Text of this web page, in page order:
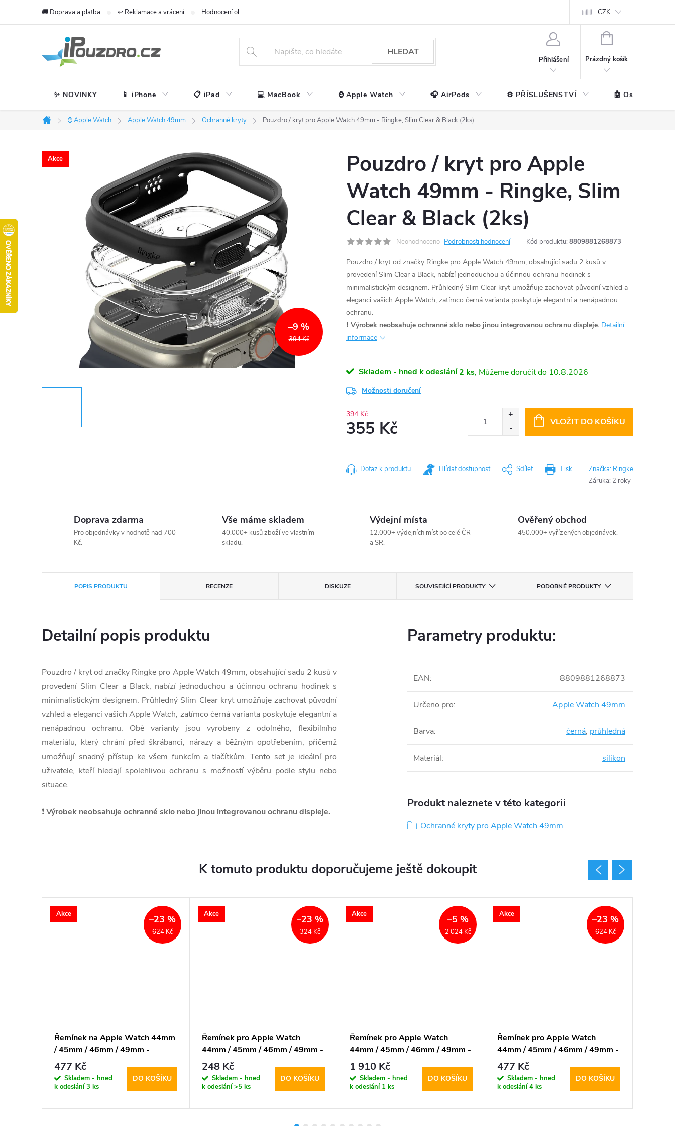
🚚 Doprava a platba ↩️ Reklamace a vrácení Hodnocení obchodu CZK
HLEDAT
Přihlášení
NÁKUPNÍ
Prázdný košík
✨ NOVINKY 📱 iPhone 📋 iPad 💻 MacBook ⌚ Apple Watch 🎧 AirPods ⚙️ PŘÍSLUŠENSTVÍ 🤖 Ostatní
Domů
⌚ Apple Watch Apple Watch 49mm Ochranné kryty Pouzdro / kryt pro Apple Watch 49mm - Ringke, Slim Clear & Black (2ks)
Akce
394 Kč
–9 %
Pouzdro / kryt pro Apple
Watch 49mm - Ringke, Slim
Clear & Black (2ks)
Neohodnoceno Podrobnosti hodnocení Kód produktu: 8809881268873
Pouzdro / kryt od značky Ringke pro Apple Watch 49mm, obsahující sadu 2 kusů v
provedení Slim Clear a Black, nabízí jednoduchou a účinnou ochranu hodinek s
minimalistickým designem. Průhledný Slim Clear kryt umožňuje zachovat původní vzhled a
eleganci vašich Apple Watch, zatímco černá varianta poskytuje elegantní a nenápadnou
ochranu.
❗ Výrobek neobsahuje ochranné sklo nebo jinou integrovanou ochranu displeje. Detailní
informace
Skladem - hned k odeslání 2 ks 10.8.2026
Možnosti doručení
394 Kč
355 Kč
cena:
VLOŽIT DO KOŠÍKU
Tisk
Dotaz k produktu Hlídat dostupnost Sdílet Značka: Ringke
Záruka: 2 roky
Doprava zdarma
Pro objednávky v hodnotě nad 700
Kč.
Vše máme skladem
40.000+ kusů zboží ve vlastním
skladu.
Výdejní místa
12.000+ výdejních míst po celé ČR
a SR.
Ověřený obchod
450.000+ vyřízených objednávek.
POPIS PRODUKTU RECENZE DISKUZE SOUVISEJÍCÍ PRODUKTY PODOBNÉ PRODUKTY
Detailní popis produktu
Pouzdro / kryt od značky Ringke pro Apple Watch 49mm, obsahující sadu 2 kusů v
provedení Slim Clear a Black, nabízí jednoduchou a účinnou ochranu hodinek s
minimalistickým designem. Průhledný Slim Clear kryt umožňuje zachovat původní
vzhled a eleganci vašich Apple Watch, zatímco černá varianta poskytuje elegantní a
nenápadnou ochranu. Obě varianty jsou vyrobeny z odolného, flexibilního
materiálu, který chrání před škrábanci, nárazy a běžným opotřebením, přičemž
umožňují snadný přístup ke všem funkcím a tlačítkům. Tento set je ideální pro
uživatele, kteří hledají spolehlivou ochranu s možností výběru podle stylu nebo
situace.
❗Výrobek neobsahuje ochranné sklo nebo jinou integrovanou ochranu displeje.
Parametry produktu:
EAN: 8809881268873
Určeno pro: Apple Watch 49mm
Barva: černá, průhledná
Materiál: silikon
Produkt naleznete v této kategorii
Ochranné kryty pro Apple Watch 49mm
K tomuto produktu doporučujeme ještě dokoupit
Akce
624 Kč
–23 %
Řemínek na Apple Watch 44mm
/ 45mm / 46mm / 49mm -
DuxDucis, BL Evergreen
477 Kč
Skladem - hned
k odeslání3 ks
DO KOŠÍKU
Akce
324 Kč
–23 %
Řemínek pro Apple Watch
44mm / 45mm / 46mm / 49mm -
DuxDucis, GS Green
248 Kč
Skladem - hned
k odeslání>5 ks
DO KOŠÍKU
Akce
2 024 Kč
–5 %
Řemínek pro Apple Watch
44mm / 45mm / 46mm / 49mm -
Nomad, Sport Strap Green
1 910 Kč
Skladem - hned
k odeslání 1 ks
DO KOŠÍKU
Akce
624 Kč
–23 %
Řemínek pro Apple Watch
44mm / 45mm / 46mm / 49mm -
DuxDucis, YS Black
477 Kč
Skladem - hned
k odeslání4 ks
DO KOŠÍKU